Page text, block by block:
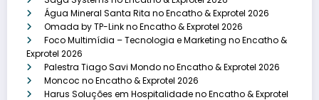
Água Mineral Santa Rita no Encatho & Exprotel 2026
Omada by TP-Link no Encatho & Exprotel 2026
Foco Multimídia – Tecnologia e Marketing no Encatho &
Exprotel 2026
Palestra Tiago Savi Mondo no Encatho & Exprotel 2026
Moncoc no Encatho & Exprotel 2026
Harus Soluções em Hospitalidade no Encatho & Exprotel